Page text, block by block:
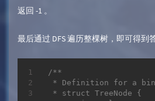
返回 -1 。
最后通过 DFS 遍历整棵树，即可得到
/**
* Definition for a
* struct TreeNode {